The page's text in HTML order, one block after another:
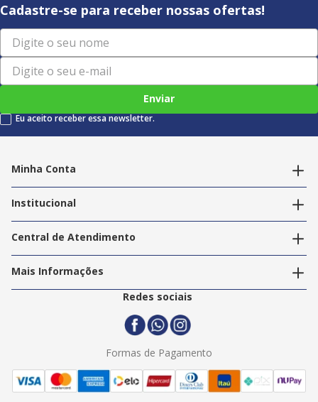
Cadastre-se para receber nossas ofertas!
Enviar
Eu aceito receber essa newsletter.
Minha Conta
Editar endereços
Institucional
Nossas Lojas
Trabalhe Conosco
Central de Atendimento
Política de Privacidade
Termos e Condições
Politica de Entrega
Mais Informações
2ª Via Nota Fiscal
Redes sociais
Formas de Pagamento